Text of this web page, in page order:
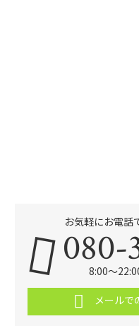
お気軽にお電話
080-
8:00～
メールで